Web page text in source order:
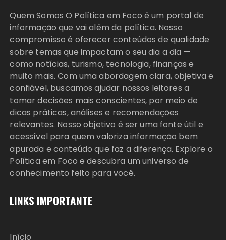
Quem Somos O Política em Foco é um portal de
informação que vai além da política. Nosso
compromisso é oferecer conteúdos de qualidade
sobre temas que impactam o seu dia a dia —
como notícias, turismo, tecnologia, finanças e
muito mais. Com uma abordagem clara, objetiva e
confiável, buscamos ajudar nossos leitores a
tomar decisões mais conscientes, por meio de
dicas práticas, análises e recomendações
relevantes. Nosso objetivo é ser uma fonte útil e
acessível para quem valoriza informação bem
apurada e conteúdo que faz a diferença. Explore o
Política em Foco e descubra um universo de
conhecimento feito para você.
LINKS IMPORTANTE
Início